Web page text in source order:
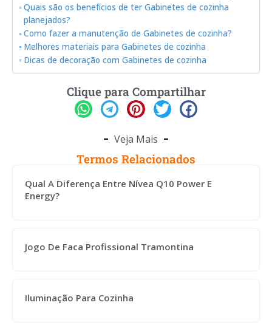
Quais são os benefícios de ter Gabinetes de cozinha
planejados?
Como fazer a manutenção de Gabinetes de cozinha?
Melhores materiais para Gabinetes de cozinha
Dicas de decoração com Gabinetes de cozinha
Clique para Compartilhar
Veja Mais
Termos Relacionados
Qual A Diferença Entre Nívea Q10 Power E
Energy?
Jogo De Faca Profissional Tramontina
Iluminação Para Cozinha